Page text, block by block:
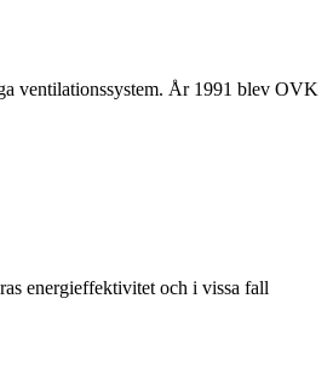
ventilationssystem. År 1991 blev OVK
energieffektivitet och i vissa fall